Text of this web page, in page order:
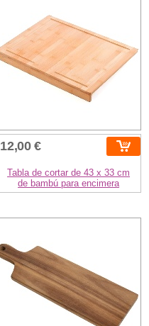
12,00 €
Tabla de cortar de 43 x 33 cm
de bambú para encimera